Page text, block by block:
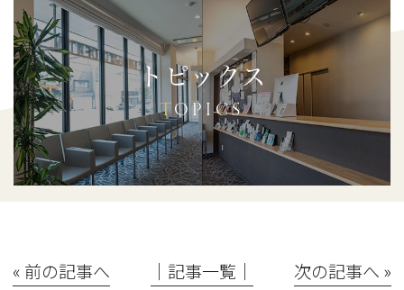
トピックス
TOPICS
« 前の記事へ │記事一覧│ 次の記事へ »